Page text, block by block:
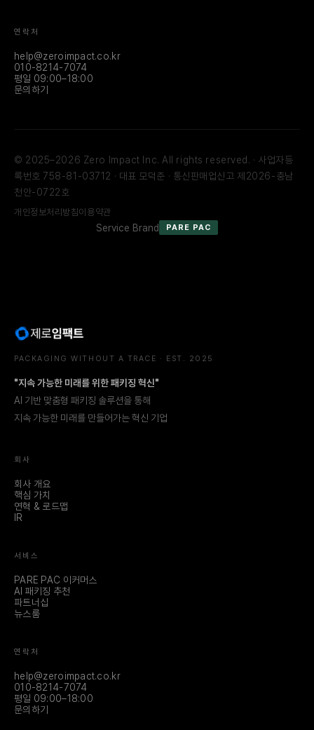
연락처
help@zeroimpact.co.kr
010-8214-7074
평일 09:00–18:00
문의하기
© 2025–2026 Zero Impact Inc. All rights reserved. · 사업자등
록번호 758-81-03712 · 대표 모덕준 · 통신판매업신고 제2026-충남
천안-0722호
개인정보처리방침이용약관
Service Brand PARE PAC
PACKAGING WITHOUT A TRACE · EST. 2025
"지속 가능한 미래를 위한 패키징 혁신"
AI 기반 맞춤형 패키징 솔루션을 통해
지속 가능한 미래를 만들어가는 혁신 기업
회사
회사 개요
핵심 가치
연혁 & 로드맵
IR
서비스
PARE PAC 이커머스
AI 패키징 추천
파트너십
뉴스룸
연락처
help@zeroimpact.co.kr
010-8214-7074
평일 09:00–18:00
문의하기